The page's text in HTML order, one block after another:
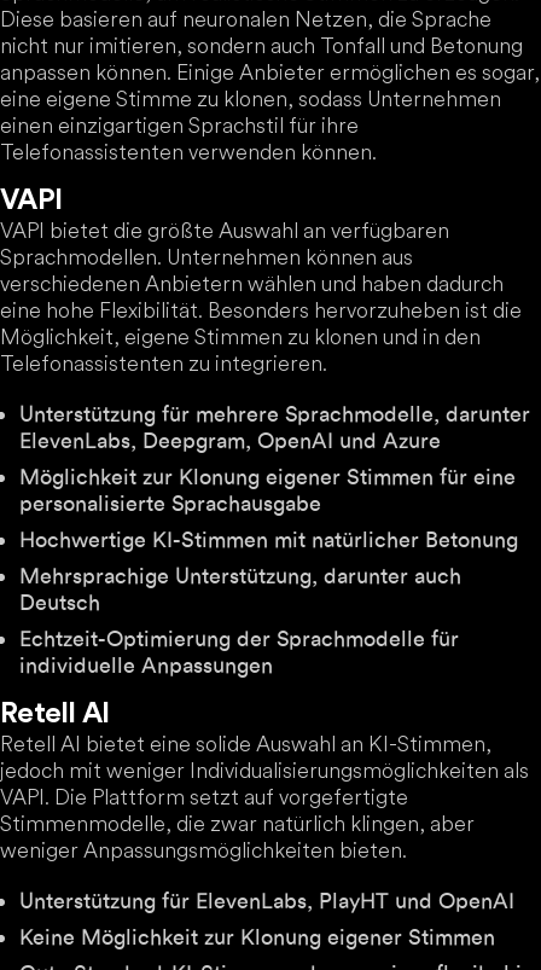
Diese basieren auf neuronalen Netzen, die Sprache
nicht nur imitieren, sondern auch Tonfall und Betonung
anpassen können. Einige Anbieter ermöglichen es sogar,
eine eigene Stimme zu klonen, sodass Unternehmen
einen einzigartigen Sprachstil für ihre
Telefonassistenten verwenden können.
VAPI
VAPI bietet die größte Auswahl an verfügbaren
Sprachmodellen. Unternehmen können aus
verschiedenen Anbietern wählen und haben dadurch
eine hohe Flexibilität. Besonders hervorzuheben ist die
Möglichkeit, eigene Stimmen zu klonen und in den
Telefonassistenten zu integrieren.
Unterstützung für mehrere Sprachmodelle, darunter
ElevenLabs, Deepgram, OpenAI und Azure
Möglichkeit zur Klonung eigener Stimmen für eine
personalisierte Sprachausgabe
Hochwertige KI-Stimmen mit natürlicher Betonung
Mehrsprachige Unterstützung, darunter auch
Deutsch
Echtzeit-Optimierung der Sprachmodelle für
individuelle Anpassungen
Retell AI
Retell AI bietet eine solide Auswahl an KI-Stimmen,
jedoch mit weniger Individualisierungsmöglichkeiten als
VAPI. Die Plattform setzt auf vorgefertigte
Stimmenmodelle, die zwar natürlich klingen, aber
weniger Anpassungsmöglichkeiten bieten.
Unterstützung für ElevenLabs, PlayHT und OpenAI
Keine Möglichkeit zur Klonung eigener Stimmen